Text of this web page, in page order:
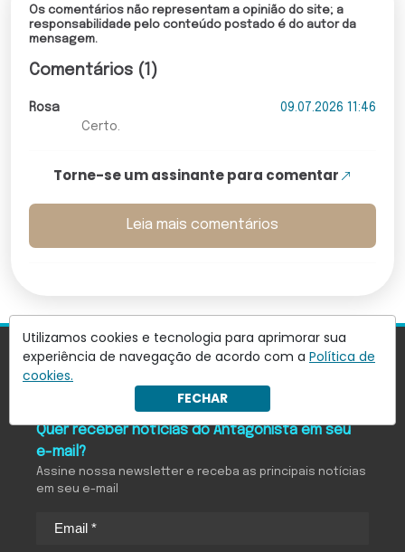
Os comentários não representam a opinião do site; a
responsabilidade pelo conteúdo postado é do autor da
mensagem.
Comentários (1)
Rosa
09.07.2026 11:46
Certo.
Torne-se um assinante para comentar
Leia mais comentários
Utilizamos cookies e tecnologia para aprimorar sua
experiência de navegação de acordo com a Política de
cookies.
FECHAR
Quer receber notícias do Antagonista em seu
e-mail?
Assine nossa newsletter e receba as principais notícias
em seu e-mail